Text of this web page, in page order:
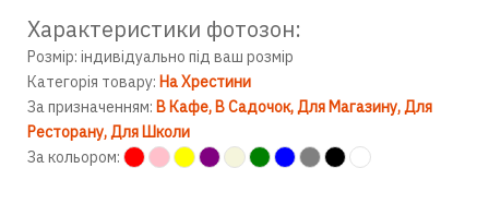
Характеристики фотозон:
Розмір: індивідуально під ваш розмір
Категорія товару: На Хрестини
За призначенням: В Кафе В Садочок Для Магазину Для
Ресторану Для Школи
За кольором: